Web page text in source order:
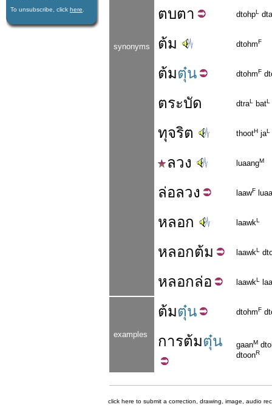
To unsubscribe, click here
synonyms
ตบตา dtohpL
ต้ม dtohmF
ต้มตุ๋น dtohmF
ตระบัด dtraL batL
ทุจริต thootH jaL
ลวง luaangM
ล่อลวง laawF
หลอก laawkL
หลอกต้ม laawkL
หลอกล่อ laawkL
examples
ต้มตุ๋น dtohmF
การต้มตุ๋น gaanM
dtoonR
click here to submit a correction, drawing, image, audio